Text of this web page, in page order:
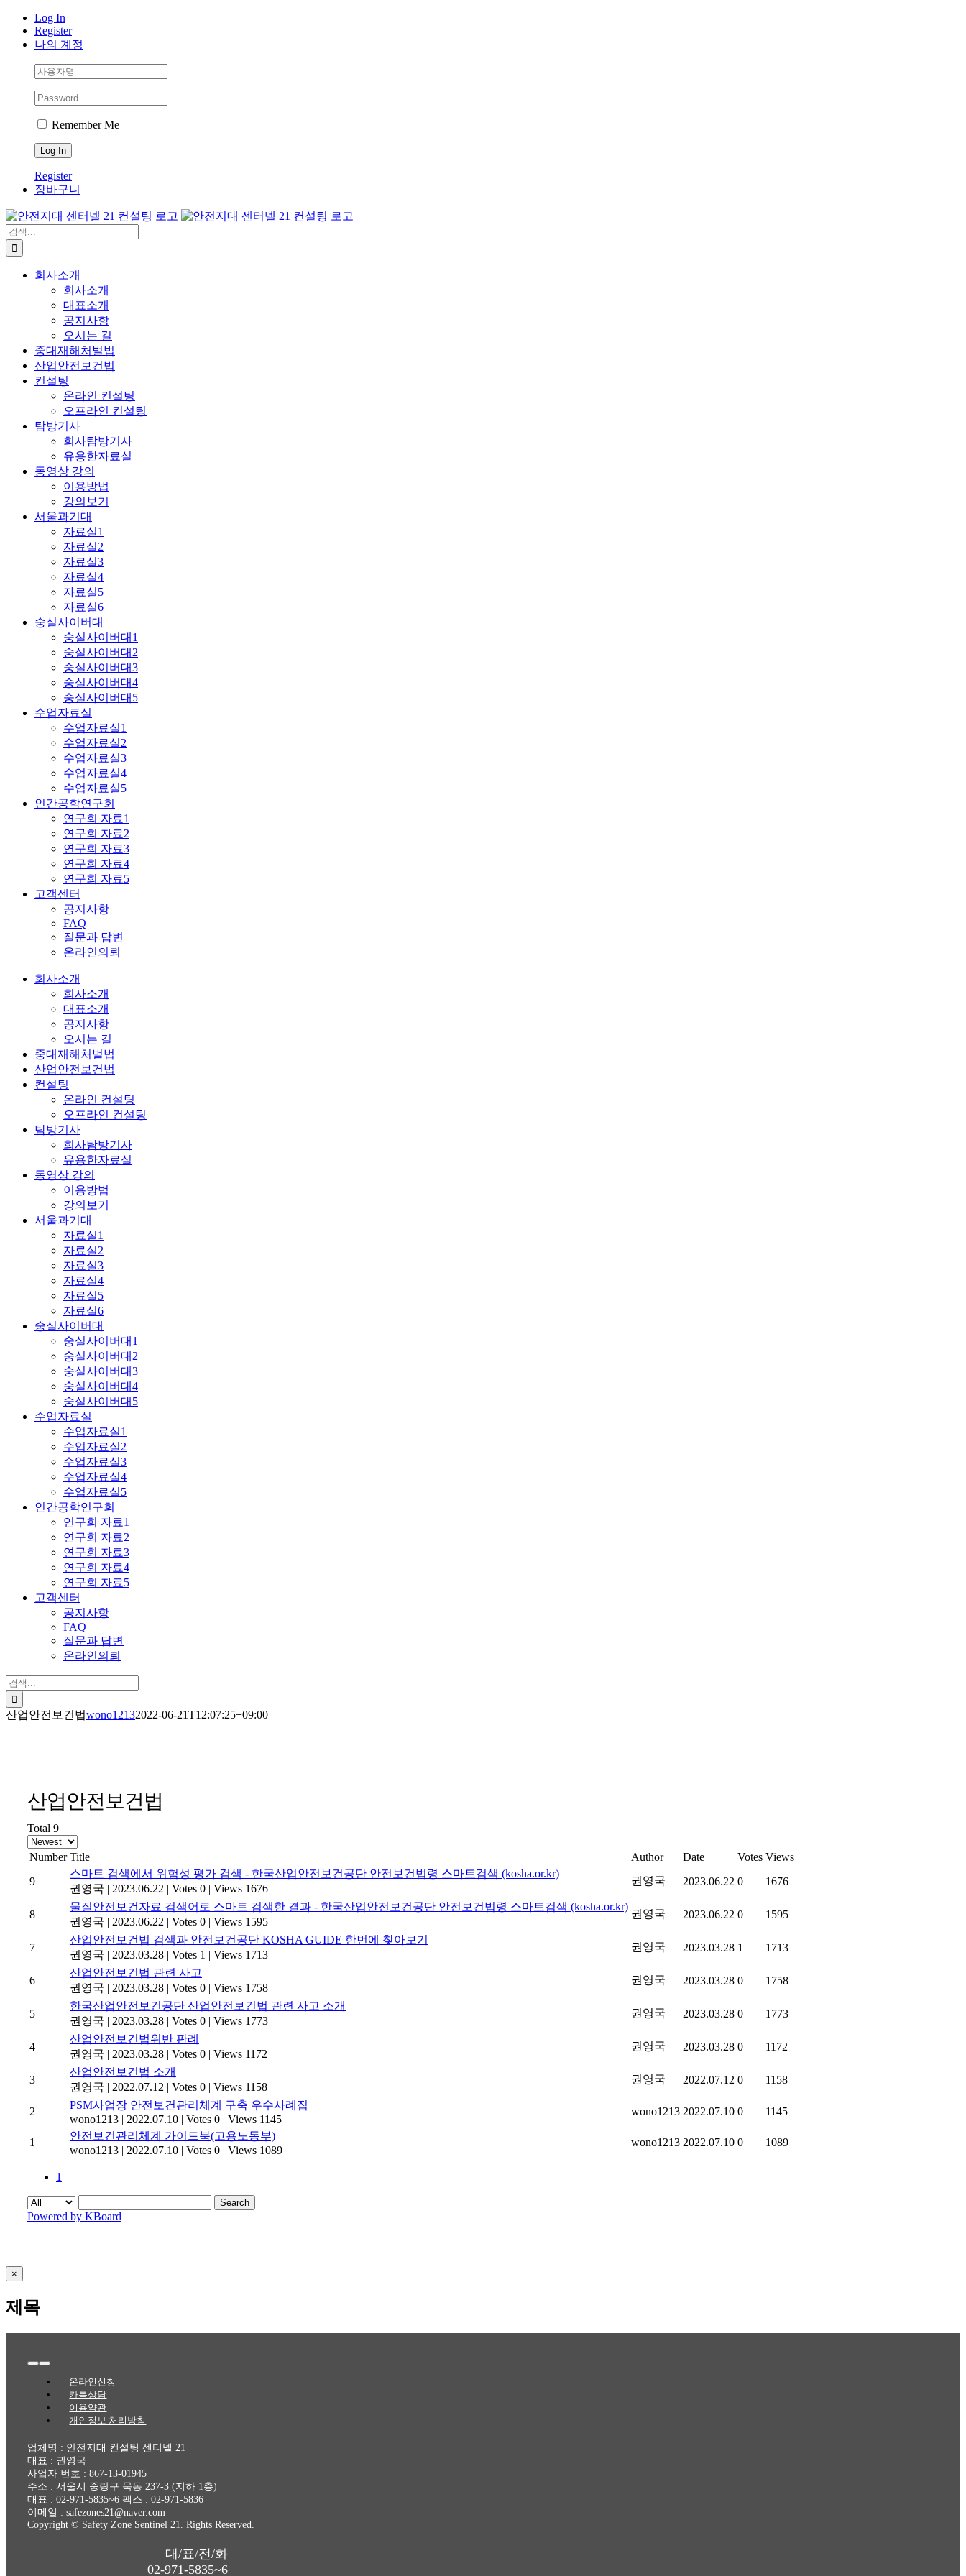
Skip
content
Log In
Register
나의 계정
Remember Me
Register
장바구니
검
색:
회사소개
회사소개
대표소개
공지사항
오시는 길
중대재해처벌법
산업안전보건법
컨설팅
온라인 컨설팅
오프라인 컨설팅
탐방기사
회사탐방기사
유용한자료실
동영상 강의
이용방법
강의보기
서울과기대
자료실1
자료실2
자료실3
자료실4
자료실5
자료실6
숭실사이버대
숭실사이버대1
숭실사이버대2
숭실사이버대3
숭실사이버대4
숭실사이버대5
수업자료실
수업자료실1
수업자료실2
수업자료실3
수업자료실4
수업자료실5
인간공학연구회
연구회 자료1
연구회 자료2
연구회 자료3
연구회 자료4
연구회 자료5
고객센터
공지사항
FAQ
질문과 답변
온라인의뢰
회사소개
회사소개
대표소개
공지사항
오시는 길
중대재해처벌법
산업안전보건법
컨설팅
온라인 컨설팅
오프라인 컨설팅
탐방기사
회사탐방기사
유용한자료실
동영상 강의
이용방법
강의보기
서울과기대
자료실1
자료실2
자료실3
자료실4
자료실5
자료실6
숭실사이버대
숭실사이버대1
숭실사이버대2
숭실사이버대3
숭실사이버대4
숭실사이버대5
수업자료실
수업자료실1
수업자료실2
수업자료실3
수업자료실4
수업자료실5
인간공학연구회
연구회 자료1
연구회 자료2
연구회 자료3
연구회 자료4
연구회 자료5
고객센터
공지사항
FAQ
질문과 답변
온라인의뢰
검
색:
산업안전보건법wono12132022-06-21T12:07:25+09:00
산업안전보건법
Total 9
Number Title Author Date Votes Views
9
스마트 검색에서 위험성 평가 검색 - 한국산업안전보건공단 안전보건법령 스마트검색 (kosha.or.kr)
권영국 | 2023.06.22 | Votes 0 | Views 1676
권영국 2023.06.22 0 1676
8
물질안전보건자료 검색어로 스마트 검색한 결과 - 한국산업안전보건공단 안전보건법령 스마트검색 (kosha.or.kr)
권영국 | 2023.06.22 | Votes 0 | Views 1595
권영국 2023.06.22 0 1595
7
산업안전보건법 검색과 안전보건공단 KOSHA GUIDE 한번에 찾아보기
권영국 | 2023.03.28 | Votes 1 | Views 1713
권영국 2023.03.28 1 1713
6
산업안전보건법 관련 사고
권영국 | 2023.03.28 | Votes 0 | Views 1758
권영국 2023.03.28 0 1758
5
한국산업안전보건공단 산업안전보건법 관련 사고 소개
권영국 | 2023.03.28 | Votes 0 | Views 1773
권영국 2023.03.28 0 1773
4
산업안전보건법위반 판례
권영국 | 2023.03.28 | Votes 0 | Views 1172
권영국 2023.03.28 0 1172
3
산업안전보건법 소개
권영국 | 2022.07.12 | Votes 0 | Views 1158
권영국 2022.07.12 0 1158
2
PSM사업장 안전보건관리체계 구축 우수사례집
wono1213 | 2022.07.10 | Votes 0 | Views 1145
wono1213 2022.07.10 0 1145
1
안전보건관리체계 가이드북(고용노동부)
wono1213 | 2022.07.10 | Votes 0 | Views 1089
wono1213 2022.07.10 0 1089
1
Search
Powered by KBoard
Close
product
view
×
제목
Toggle
Navigation온라인신청
카톡상담
이용약관
개인정보 처리방침
업체명 : 안전지대 컨설팅 센티넬 21
대표 : 권영국
사업자 번호 : 867-13-01945
주소 : 서울시 중랑구 묵동 237-3 (지하 1층)
대표 : 02-971-5835~6 팩스 : 02-971-5836
이메일 : safezones21@naver.com
Copyright © Safety Zone Sentinel 21. Rights Reserved.
대/표/전/화
02-971-5835~6